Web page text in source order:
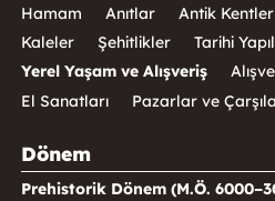
Hamam
Anıtlar Antik Kentler
Kaleler
Şehitlikler Tarihi
Yerel Yaşam ve Alışveriş
El Sanatları
Pazarlar ve
Dönem
Prehistorik Dönem (M.Ö.